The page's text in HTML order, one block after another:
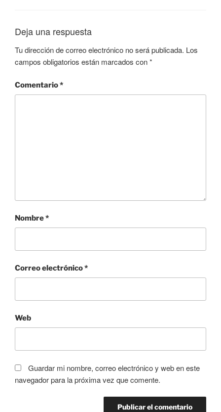
Deja una respuesta
Tu dirección de correo electrónico no será publicada. Los
campos obligatorios están marcados con*
Comentario*
Nombre*
Correo electrónico*
Web
Guardar mi nombre, correo electrónico y web en este
navegador para la próxima vez que comente.